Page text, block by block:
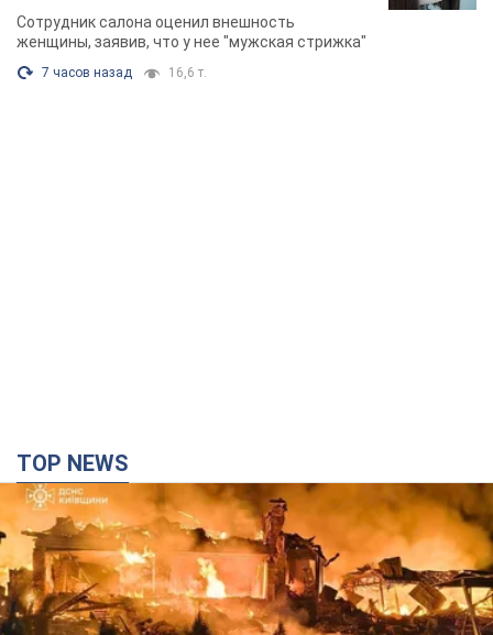
химиотерапии, разгорелся скандал.
Фото
Сотрудник салона оценил внешность
женщины, заявив, что у нее "мужская стрижка"
7 часов назад 16,6 т.
TOP NEWS